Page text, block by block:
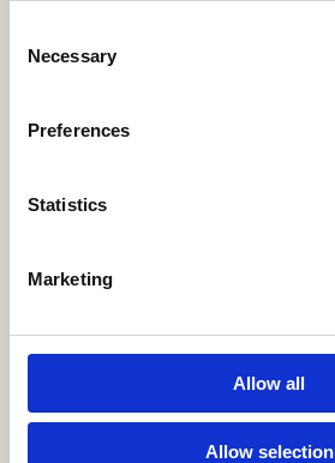
Selection
Necessary
Preferences
Statistics
Marketing
Allow all
Allow selection
Eeuwigdurende rust